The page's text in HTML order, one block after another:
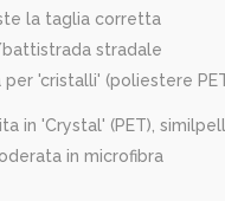
la taglia corretta
stradale
'cristalli' (poliestere
in 'Crystal' (PET),
in microfibra